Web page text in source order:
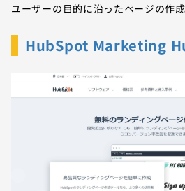
ユーザーの目的に沿ったページの作成
HubSpot Marketing